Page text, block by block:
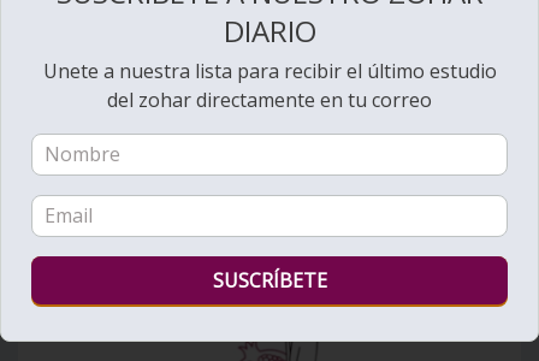
Ver videos de Lectura de la Torá
DIARIO
Unete a nuestra lista para recibir el último estudio
del zohar directamente en tu correo